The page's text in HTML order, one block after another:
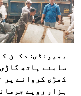
بھیونڈی: دکان
سامنے ہاتھ گاڑی
ہزار روپے